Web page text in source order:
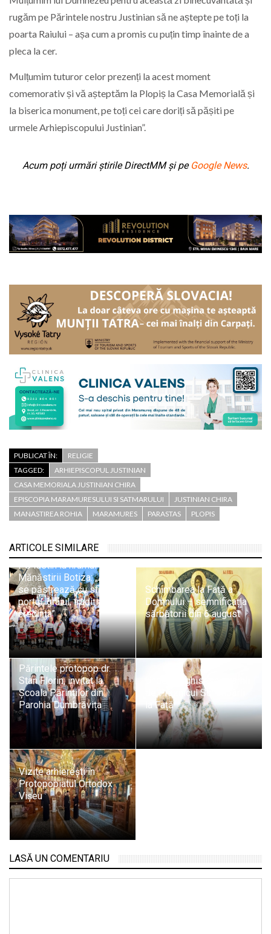
rugăm pe Părintele nostru Justinian să ne aștepte pe toți la
poarta Raiului – așa cum a promis cu puțin timp înainte de a
pleca la cer.
Mulțumim tuturor celor prezenți la acest moment
comemorativ și vă așteptăm la Plopiș la Casa Memorială și
la biserica monument, pe toți cei care doriți să pășiti pe
urmele Arhiepiscopului Justinian”.
Acum poți urmări știrile DirectMM și pe Google News.
PUBLICAT ÎN:
RELIGIE
TAGGED:
ARHIEPISCOPUL JUSTINIAN
CASA MEMORIALA JUSTINIAN CHIRA
EPISCOPIA MARAMURESULUI SI SATMARULUI
JUSTINIAN CHIRA
MANASTIREA ROHIA
MARAMURES PARASTAS PLOPIS
ARTICOLE SIMILARE
PS Iustin la hramul
Mănăstirii Botiza: „Aici
se păstrează cu sfințenie
portul, graiul, tradiția și
credința”
Schimbarea la Față a
Domnului – semnificația
sărbătorii din 6 august
Părintele protopop dr.
Stan Florin, invitat la
Școala Părinților din
Parohia Dumbrăvița
Unde liturghisesc ierarhii
de Praznicul Schimbării
la Față
Vizite arhierești în
Protopopiatul Ortodox
Vișeu
LASĂ UN COMENTARIU